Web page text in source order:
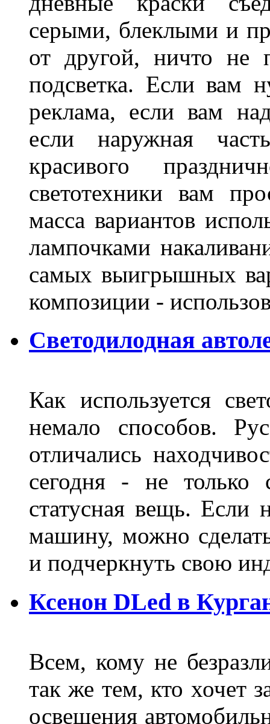
серыми, блеклыми и
от другой, ничто не
подсветка. Если вам
реклама, если вам
если наружная
красивого
светотехники вам
масса вариантов
лампочками
самых выигрышных
композиции -
Светодилодная
Как используется
немало способов.
отличались
сегодня - не только
статусная вещь. Если
машину, можно
и подчеркнуть свою
Ксенон DLed в
Всем, кому не
так же тем, кто хочет
освещения